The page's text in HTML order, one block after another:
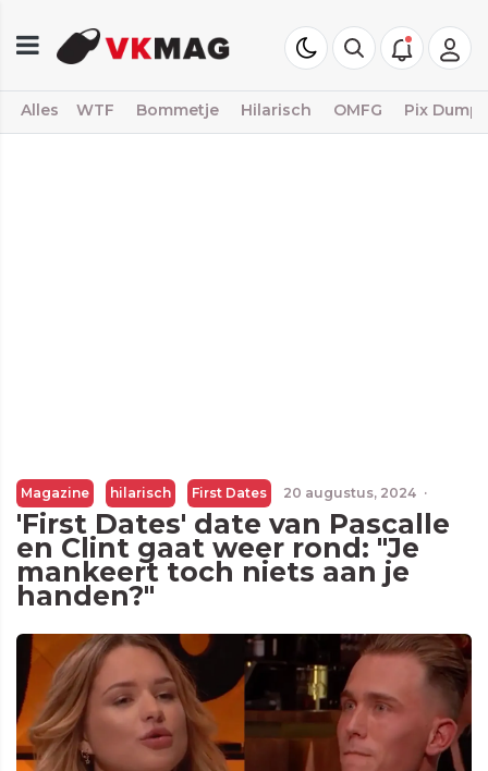
Alles WTF Bommetje Hilarisch OMFG Pix Dump
Magazine hilarisch First Dates 20 augustus, 2024 ·
'First Dates' date van Pascalle
en Clint gaat weer rond: "Je
mankeert toch niets aan je
handen?"